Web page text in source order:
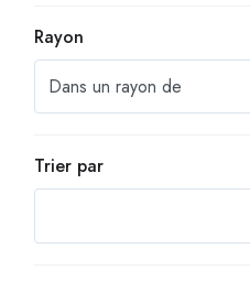
Rayon
Trier par